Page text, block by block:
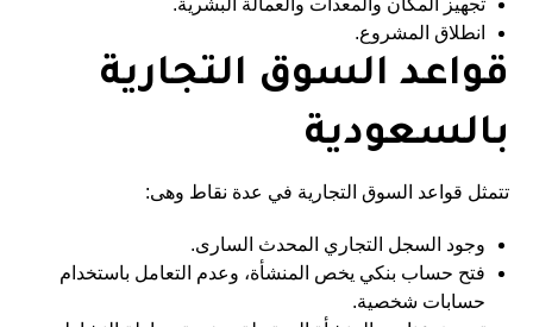
تجهيز المكان والمعدات والعمالة البشرية.
انطلاق المشروع.
قواعد السوق التجارية
بالسعودية
تتمثل قواعد السوق التجارية في عدة نقاط وهى:
وجود السجل التجاري المحدث السارى.
فتح حساب بنكي يخص المنشأة، وعدم التعامل باستخدام
حسابات شخصية.